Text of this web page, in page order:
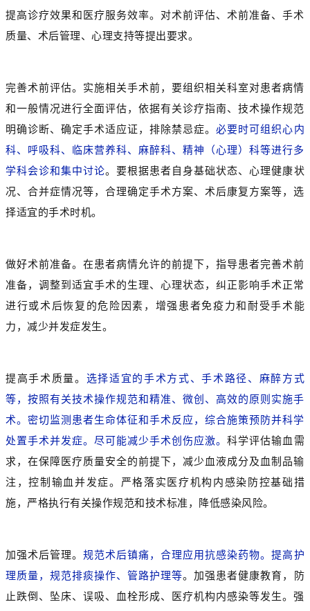
提高诊疗效果和医疗服务效率。对术前评估、术前准备、手术
质量、术后管理、心理支持等提出要求。
完善术前评估。实施相关手术前，要组织相关科室对患者病情
和一般情况进行全面评估，依据有关诊疗指南、技术操作规范
明确诊断、确定手术适应证，排除禁忌症。必要时可组织心内
科、呼吸科、临床营养科、麻醉科、精神（心理）科等进行多
学科会诊和集中讨论。要根据患者自身基础状态、心理健康状
况、合并症情况等，合理确定手术方案、术后康复方案等，选
择适宜的手术时机。
做好术前准备。在患者病情允许的前提下，指导患者完善术前
准备，调整到适宜手术的生理、心理状态，纠正影响手术正常
进行或术后恢复的危险因素，增强患者免疫力和耐受手术能
力，减少并发症发生。
提高手术质量。 选择适宜的手术方式、手术路径、麻醉方式
等，按照有关技术操作规范和精准、微创、高效的原则实施手
术。密切监测患者生命体征和手术反应，综合施策预防并科学
处置手术并发症。尽可能减少手术创伤应激。科学评估输血需
求，在保障医疗质量安全的前提下，减少血液成分及血制品输
注，控制输血并发症。严格落实医疗机构内感染防控基础措
施，严格执行有关操作规范和技术标准，降低感染风险。
加强术后管理。规范术后镇痛，合理应用抗感染药物。提高护
理质量，规范排痰操作、管路护理等。加强患者健康教育，防
止跌倒、坠床、误吸、血栓形成、医疗机构内感染等发生。强